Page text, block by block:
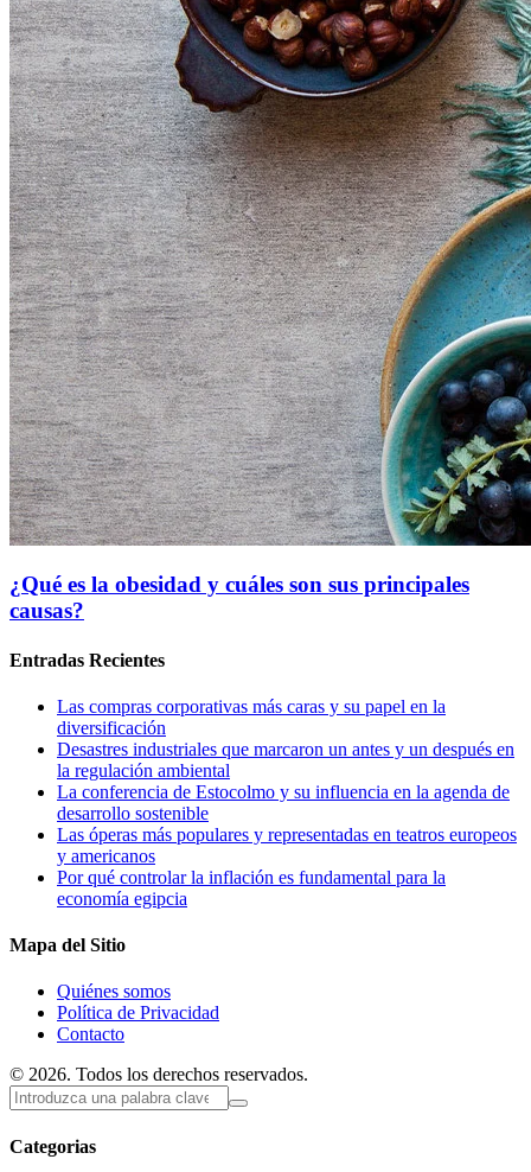
¿Qué es la obesidad y cuáles son sus principales
causas?
Entradas Recientes
Las compras corporativas más caras y su papel en la
diversificación
Desastres industriales que marcaron un antes y un después en
la regulación ambiental
La conferencia de Estocolmo y su influencia en la agenda de
desarrollo sostenible
Las óperas más populares y representadas en teatros europeos
y americanos
Por qué controlar la inflación es fundamental para la
economía egipcia
Mapa del Sitio
Quiénes somos
Política de Privacidad
Contacto
© 2026. Todos los derechos reservados.
Categorias